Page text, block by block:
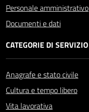
Personale amministrativo
Documenti e dati
CATEGORIE DI SERVIZIO
Anagrafe e stato civile
Cultura e tempo libero
Vita lavorativa